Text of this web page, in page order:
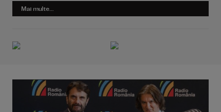
Mai multe...